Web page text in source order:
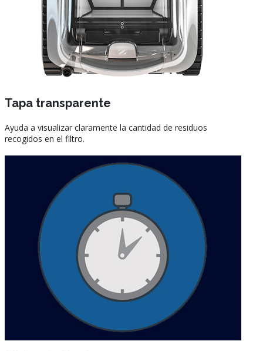
Tapa transparente
Ayuda a visualizar claramente la cantidad de residuos
recogidos en el filtro.